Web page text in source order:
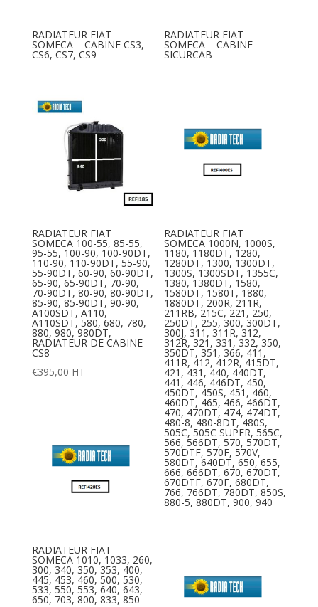
RADIATEUR FIAT
SOMECA – CABINE CS3,
CS6, CS7, CS9
RADIATEUR FIAT
SOMECA – CABINE
SICURCAB
RADIATEUR FIAT
SOMECA 100-55, 85-55,
95-55, 100-90, 100-90DT,
110-90, 110-90DT, 55-90,
55-90DT, 60-90, 60-90DT,
65-90, 65-90DT, 70-90,
70-90DT, 80-90, 80-90DT,
85-90, 85-90DT, 90-90,
A100SDT, A110,
A110SDT, 580, 680, 780,
880, 980, 980DT,
RADIATEUR DE CABINE
CS8
€395,00 HT
RADIATEUR FIAT
SOMECA 1000N, 1000S,
1180, 1180DT, 1280,
1280DT, 1300, 1300DT,
1300S, 1300SDT, 1355C,
1380, 1380DT, 1580,
1580DT, 1580T, 1880,
1880DT, 200R, 211R,
211RB, 215C, 221, 250,
250DT, 255, 300, 300DT,
300J, 311, 311R, 312,
312R, 321, 331, 332, 350,
350DT, 351, 366, 411,
411R, 412, 412R, 415DT,
421, 431, 440, 440DT,
441, 446, 446DT, 450,
450DT, 450S, 451, 460,
460DT, 465, 466, 466DT,
470, 470DT, 474, 474DT,
480-8, 480-8DT, 480S,
505C, 505C SUPER, 565C,
566, 566DT, 570, 570DT,
570DTF, 570F, 570V,
580DT, 640DT, 650, 655,
666, 666DT, 670, 670DT,
670DTF, 670F, 680DT,
766, 766DT, 780DT, 850S,
880-5, 880DT, 900, 940
RADIATEUR FIAT
SOMECA 1010, 1033, 260,
300, 340, 350, 353, 400,
445, 453, 460, 500, 530,
533, 550, 553, 640, 643,
650, 703, 800, 833, 850